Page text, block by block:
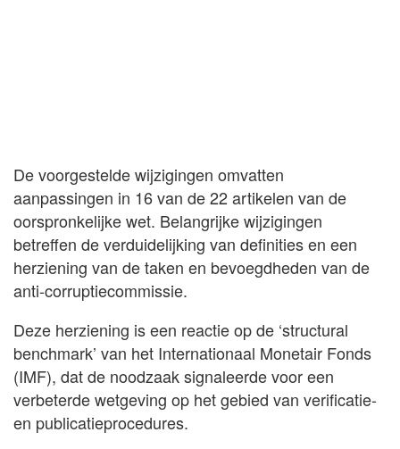
De voorgestelde wijzigingen omvatten
aanpassingen in 16 van de 22 artikelen van de
oorspronkelijke wet. Belangrijke wijzigingen
betreffen de verduidelijking van definities en een
herziening van de taken en bevoegdheden van de
anti-corruptiecommissie.
Deze herziening is een reactie op de ‘structural
benchmark’ van het Internationaal Monetair Fonds
(IMF), dat de noodzaak signaleerde voor een
verbeterde wetgeving op het gebied van verificatie-
en publicatieprocedures.